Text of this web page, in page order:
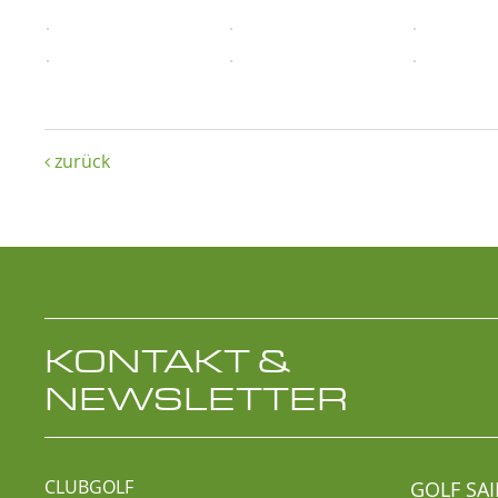
 zurück
KONTAKT &
NEWSLETTER
CLUBGOLF
GOLF